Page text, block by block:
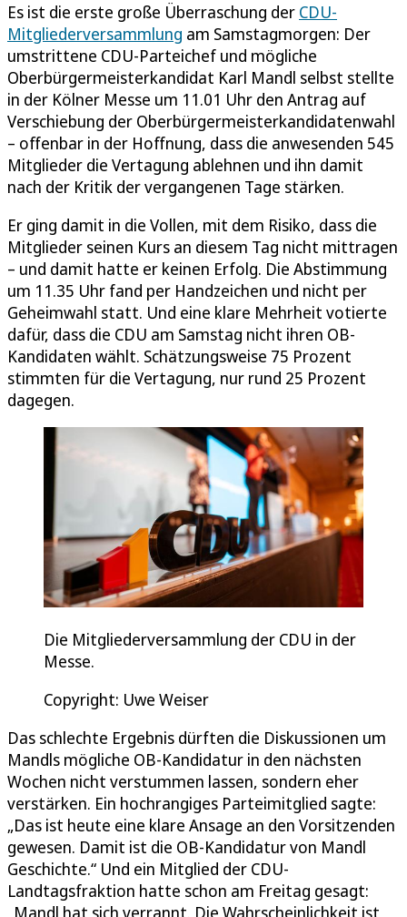
Es ist die erste große Überraschung der CDU-
Mitgliederversammlung am Samstagmorgen: Der
umstrittene CDU-Parteichef und mögliche
Oberbürgermeisterkandidat Karl Mandl selbst stellte
in der Kölner Messe um 11.01 Uhr den Antrag auf
Verschiebung der Oberbürgermeisterkandidatenwahl
– offenbar in der Hoffnung, dass die anwesenden 545
Mitglieder die Vertagung ablehnen und ihn damit
nach der Kritik der vergangenen Tage stärken.
Er ging damit in die Vollen, mit dem Risiko, dass die
Mitglieder seinen Kurs an diesem Tag nicht mittragen
– und damit hatte er keinen Erfolg. Die Abstimmung
um 11.35 Uhr fand per Handzeichen und nicht per
Geheimwahl statt. Und eine klare Mehrheit votierte
dafür, dass die CDU am Samstag nicht ihren OB-
Kandidaten wählt. Schätzungsweise 75 Prozent
stimmten für die Vertagung, nur rund 25 Prozent
dagegen.
Die Mitgliederversammlung der CDU in der
Messe.
Copyright: Uwe Weiser
Das schlechte Ergebnis dürften die Diskussionen um
Mandls mögliche OB-Kandidatur in den nächsten
Wochen nicht verstummen lassen, sondern eher
verstärken. Ein hochrangiges Parteimitglied sagte:
„Das ist heute eine klare Ansage an den Vorsitzenden
gewesen. Damit ist die OB-Kandidatur von Mandl
Geschichte.“ Und ein Mitglied der CDU-
Landtagsfraktion hatte schon am Freitag gesagt: